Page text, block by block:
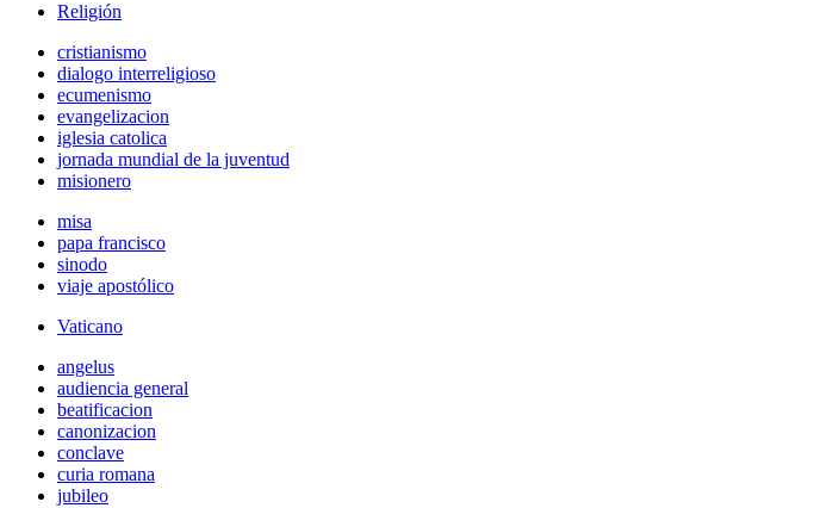
Religión
cristianismo
dialogo interreligioso
ecumenismo
evangelizacion
iglesia catolica
jornada mundial de la juventud
misionero
misa
papa francisco
sinodo
viaje apostólico
Vaticano
angelus
audiencia general
beatificacion
canonizacion
conclave
curia romana
jubileo